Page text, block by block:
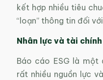
kết hợp nhiều tiêu
“loạn” thông tin đối
Nhân lực và tài chính
Báo cáo ESG là một
rất nhiều nguồn lực